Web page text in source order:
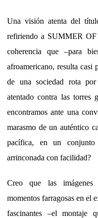
Una visión atenta del
refiriendo a SUMMER
coherencia que –para
afroamericano, resulta casi
de una sociedad rota
atentado contra las torres
encontramos ante una
marasmo de un auténtico
pacífica, en un
arrinconada con facilidad?
Creo que las imágenes
momentos farragosas en el
fascinantes –el montaje